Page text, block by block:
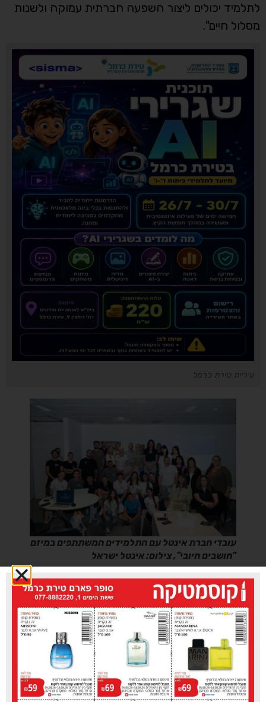
לתלמיד יכולים ליצור השפעה חברתית עמוקה ולשנות
מסלול חיים".
עיריית טירת כרמל
עובדי חברת אינטל עם התלמידים המשתתפים במיזם
"חושבים חיובי", צילום: אינטל ישראל